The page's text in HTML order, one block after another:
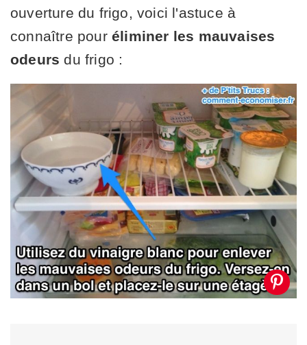
ouverture du frigo, voici l'astuce à
connaître pour éliminer les mauvaises
odeurs du frigo :